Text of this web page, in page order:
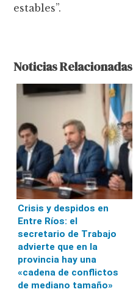
estables”.
Noticias Relacionadas
Crisis y despidos en
Entre Ríos: el
secretario de Trabajo
advierte que en la
provincia hay una
«cadena de conflictos
de mediano tamaño»